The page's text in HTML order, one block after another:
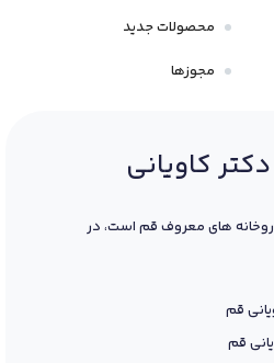
محصولات جدید
مجوزها
کاویانی
های معروف قم است، در
قم
قم